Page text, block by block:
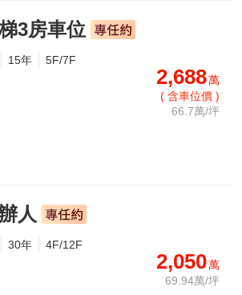
梯3房車位
15年 5F/7F
2,688萬
( 含車位價 )
66.7萬/坪
人
30年 4F/12F
2,050萬
69.94萬/坪